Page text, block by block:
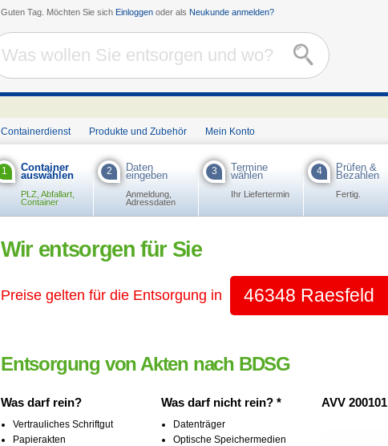
Guten Tag. Möchten Sie sich Einloggen oder als Neukunde anmelden?
Containerdienst Produkte und Zubehör Mein Konto
1 Container
auswählen
PLZ, Abfallart,
Container
2 Daten
eingeben
Anmeldung,
Adressdaten
3 Termine
wählen
Ihr Liefertermin
4 Prüfen &
Bezahlen
Fertig.
Wir entsorgen für Sie
Preise gelten für die Entsorgung in 46348 Raesfeld
Entsorgung von Akten nach BDSG
Was darf rein?
Vertrauliches Schriftgut
Papierakten
Was darf nicht rein? *
Datenträger
Optische Speichermedien
AVV 200101